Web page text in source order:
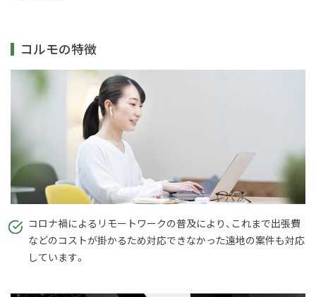
コルモの特徴
コロナ禍によるリモートワークの普及により、これまで出張費
などのコストが掛かるため対応できなかった遠地の案件も対応
しています。